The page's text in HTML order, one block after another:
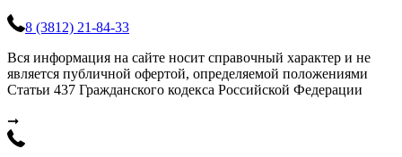
8 (3812) 21-84-33
Вся информация на сайте носит справочный характер и не
является публичной офертой, определяемой положениями
Статьи 437 Гражданского кодекса Российской Федерации
➞